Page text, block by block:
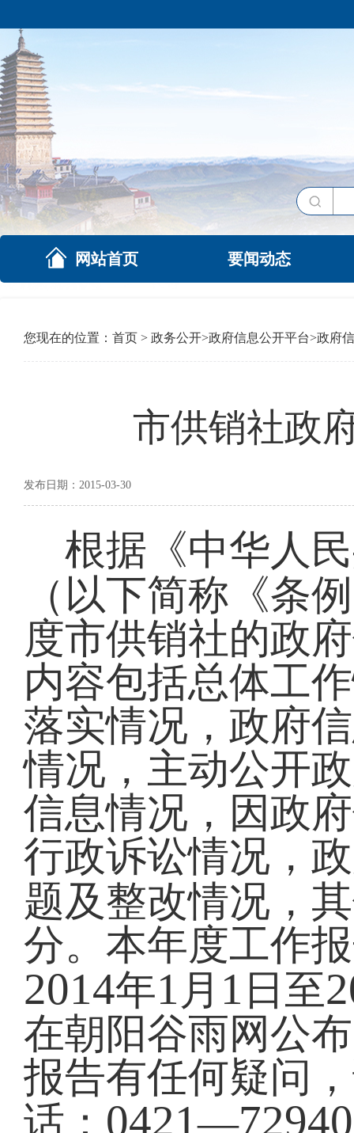
网站首页 要闻动态
您现在的位置： 首页 > 政务公开>政府信息公开平台>政府
市供销社政
发布日期：2015-03-30
根据《中华人
（以下简称《条
度市供销社的政
内容包括总体工
落实情况，政府
情况，主动公开
信息情况，因政
行政诉讼情况，
题及整改情况，
分。本年度工作
2014年1 月 1 日至
在朝阳谷雨网公
报告有任何疑问
话： 0421—